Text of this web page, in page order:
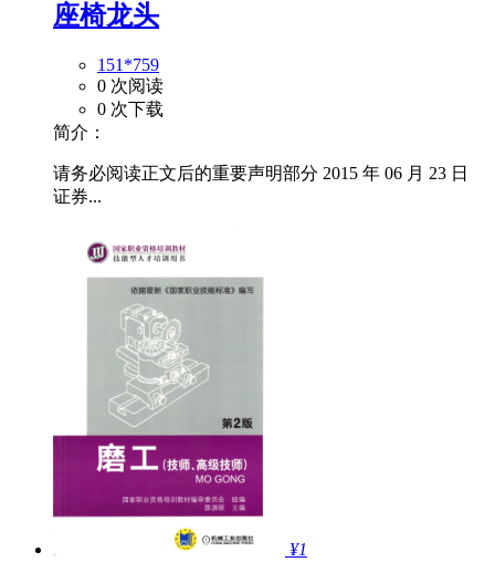
座椅龙头
151*759
0 次阅读
0 次下载
简介：
请务必阅读正文后的重要声明部分 2015 年 06 月 23 日
证券...
¥1